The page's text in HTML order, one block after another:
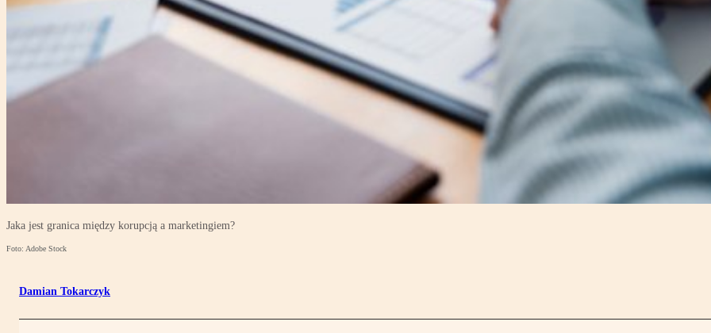
Jaka jest granica między korupcją a marketingiem?
Foto: Adobe Stock
Damian Tokarczyk